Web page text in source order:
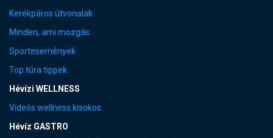
Kerékpáros útvonalak
Minden, ami mozgás
Sportesemények
Top túra tippek
Hévízi WELLNESS
Videós wellness kisokos
Hévíz GASTRO